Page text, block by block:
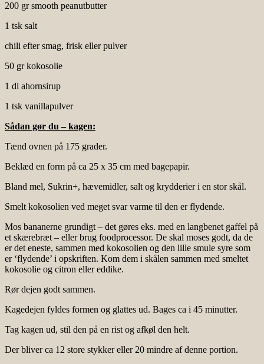
200 gr smooth peanutbutter
1 tsk salt
chili efter smag, frisk eller pulver
50 gr kokosolie
1 dl ahornsirup
1 tsk vanillapulver
Sådan gør du – kagen:
Tænd ovnen på 175 grader.
Beklæd en form på ca 25 x 35 cm med bagepapir.
Bland mel, Sukrin+, hævemidler, salt og krydderier i en stor skål.
Smelt kokosolien ved meget svar varme til den er flydende.
Mos bananerne grundigt – det gøres eks. med en langbenet gaffel på
et skærebræt – eller brug foodprocessor. De skal moses godt, da de
er det eneste, sammen med kokosolien og den lille smule syre som
er ‘flydende’ i opskriften. Kom dem i skålen sammen med smeltet
kokosolie og citron eller eddike.
Rør dejen godt sammen.
Kagedejen fyldes formen og glattes ud. Bages ca i 45 minutter.
Tag kagen ud, stil den på en rist og afkøl den helt.
Der bliver ca 12 store stykker eller 20 mindre af denne portion.